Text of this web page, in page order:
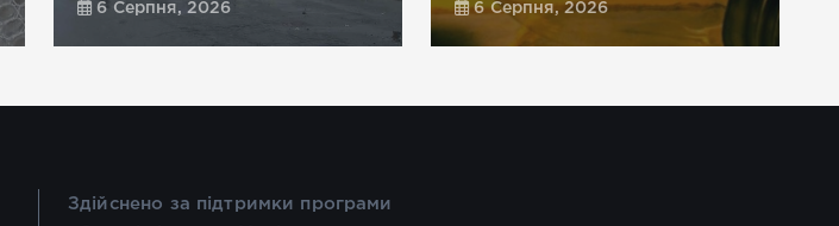
6 Серпня, 2026
6 Серпня, 2026
Здійснено за підтримки програми